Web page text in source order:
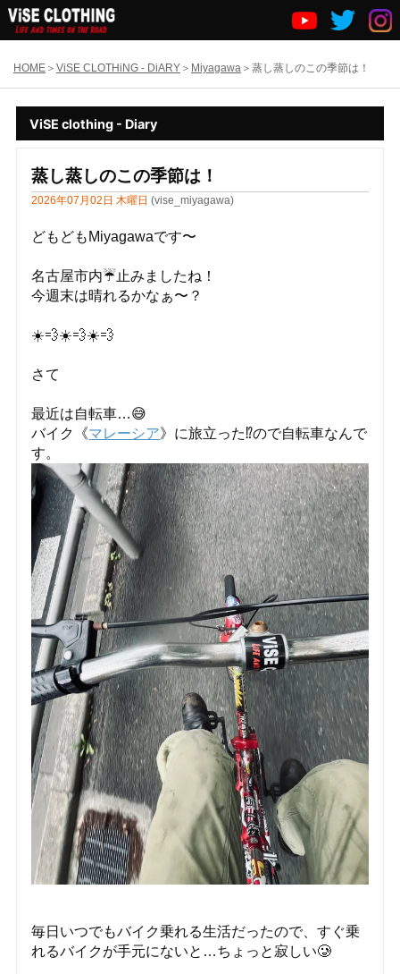
HOME ViSE CLOTHiNG - DiARY Miyagawa 蒸し蒸しのこの季節は！
ViSE clothing - Diary
蒸し蒸しのこの季節は！
2026年07月02日 木曜日 (vise_miyagawa)
どもどもMiyagawaです〜
名古屋市内☔️止みましたね！
今週末は晴れるかなぁ〜？
☀️💨☀️💨☀️💨
さて
最近は自転車…😅
バイク《マレーシア》に旅立った⁉️ので自転車なんで
す。
毎日いつでもバイク乗れる生活だったので、すぐ乗
れるバイクが手元にないと…ちょっと寂しい🥲